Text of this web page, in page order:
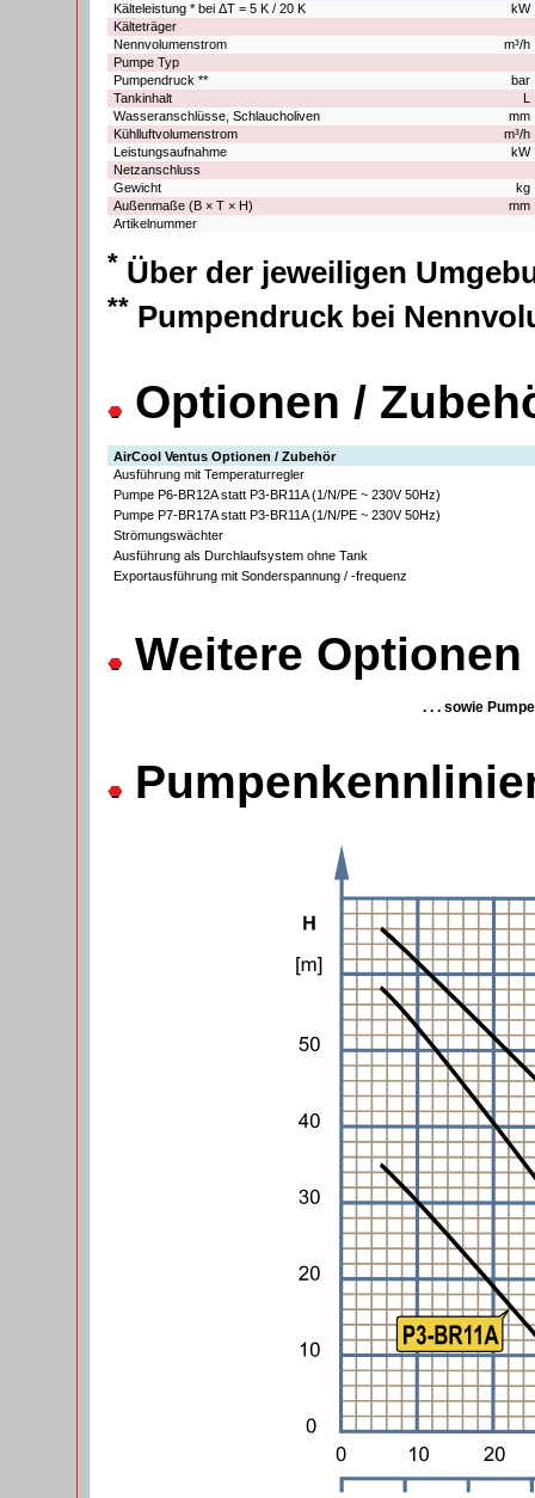
Kälteleistung * bei ΔT = 5 K / 20 K
Kälteträger
Nennvolumenstrom
Pumpe Typ
Pumpendruck **
Tankinhalt
Wasseranschlüsse, Schlaucholiven
Kühlluftvolumenstrom
Leistungsaufnahme
Netzanschluss
Gewicht
Außenmaße (B × T × H)
Artikelnummer
kW
m³/h
bar
L
mm
m³/h
kW
kg
mm
* Über der jeweiligen
** Pumpendruck bei
Optionen /
AirCool Ventus Optionen / Zubehör
Ausführung mit Temperaturregler
Pumpe P6-BR12A statt P3-BR11A (1/N/PE ~ 230V 50Hz)
Pumpe P7-BR17A statt P3-BR11A (1/N/PE ~ 230V 50Hz)
Strömungswächter
Ausführung als Durchlaufsystem ohne Tank
Exportausführung mit Sonderspannung / -frequenz
Weitere
. . . sowie